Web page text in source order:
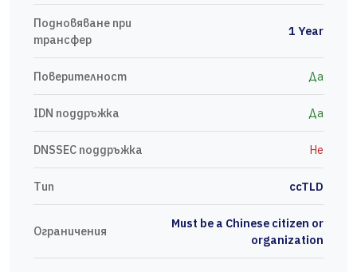
Подновяване при
трансфер
1 Year
Поверителност Да
IDN поддръжка Да
DNSSEC поддръжка Не
Тип ccTLD
Ограничения
Must be a Chinese citizen or
organization